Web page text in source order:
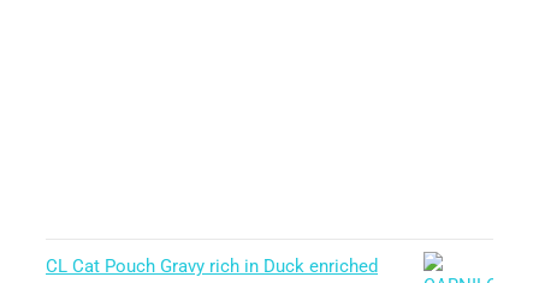
CL Cat Pouch Gravy rich in Duck enriched